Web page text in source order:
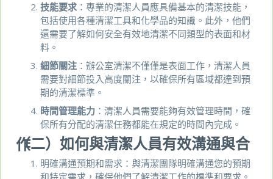
技能要求 ：專業的清潔人員應具備基本的清潔技能，
包括使用各種清潔工具和化學品的知識。此外，他們
還需要了解如何安全有效地清潔不同類型的表面和材
料。
細節關注 ：辦公室清潔不僅僅是表面工作，清潔人員
需要對細節投入高度關注，以確保所有區域都達到預
期的清潔標準。
時間管理能力 ：清潔人員需要能夠有效管理時間，確
保所有分配的清潔任務都能在規定的時間內完成。
（二）如何與清潔人員有效溝通與合作
明確溝通預期和需求：與清潔團隊明確溝通您的預期